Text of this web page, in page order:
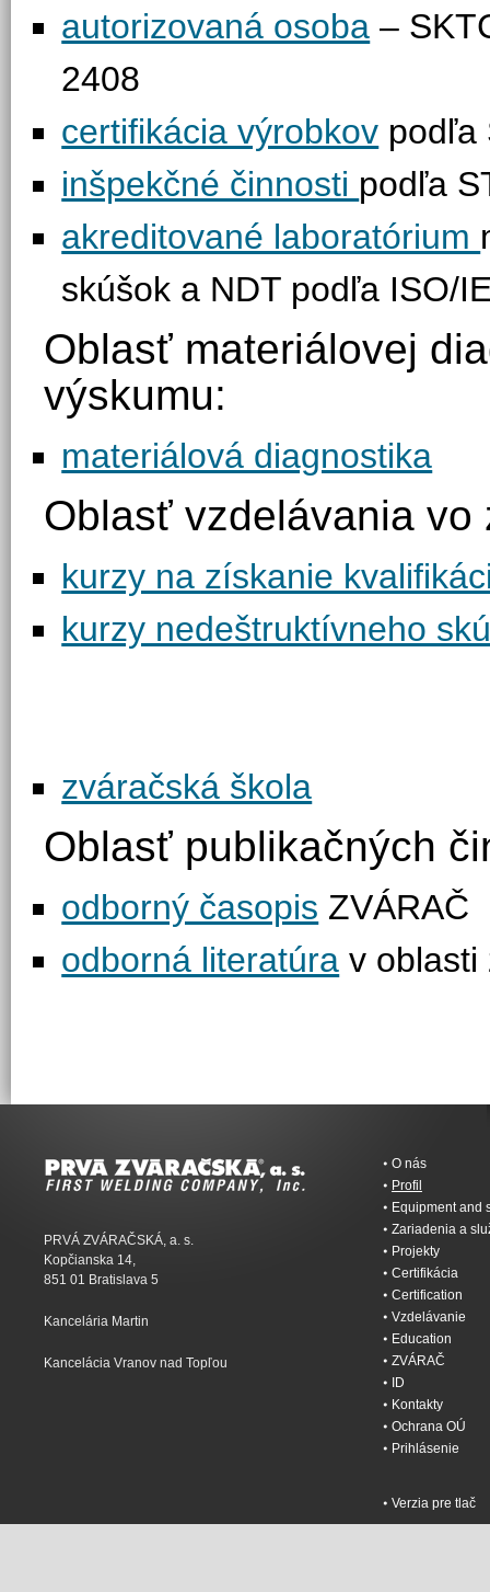
autorizovaná osoba –
2408
certifikácia výrobkov podľa
inšpekčné činnosti podľa
akreditované laboratórium
skúšok a NDT podľa ISO/
Oblasť materiálovej
výskumu:
materiálová diagnostika
Oblasť vzdelávania vo
kurzy na získanie
kurzy nedeštruktívneho
zváračská škola
Oblasť publikačných
odborný časopis ZVÁRAČ
odborná literatúra v oblasti
PRVÁ ZVÁRAČSKÁ, a. s.
Kopčianska 14,
851 01 Bratislava 5
Kancelária Martin
Kancelácia Vranov nad Topľou
O nás
Profil
Equipment and
Zariadenia a
Projekty
Certifikácia
Certification
Vzdelávanie
Education
ZVÁRAČ
ID
Kontakty
Ochrana OÚ
Prihlásenie
Verzia pre tlač